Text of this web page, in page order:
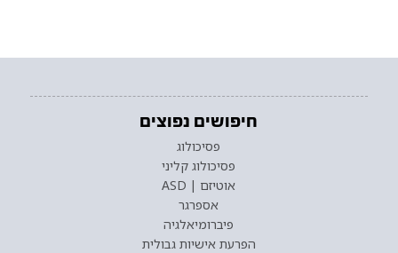
חיפושים נפוצים
פסיכולוג
פסיכולוג קליני
אוטיזם | ASD
אספרגר
פיברומיאלגיה
הפרעת אישיות גבולית